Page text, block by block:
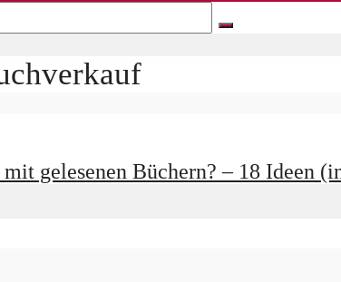
gelesenen Büchern? – 18 Ideen